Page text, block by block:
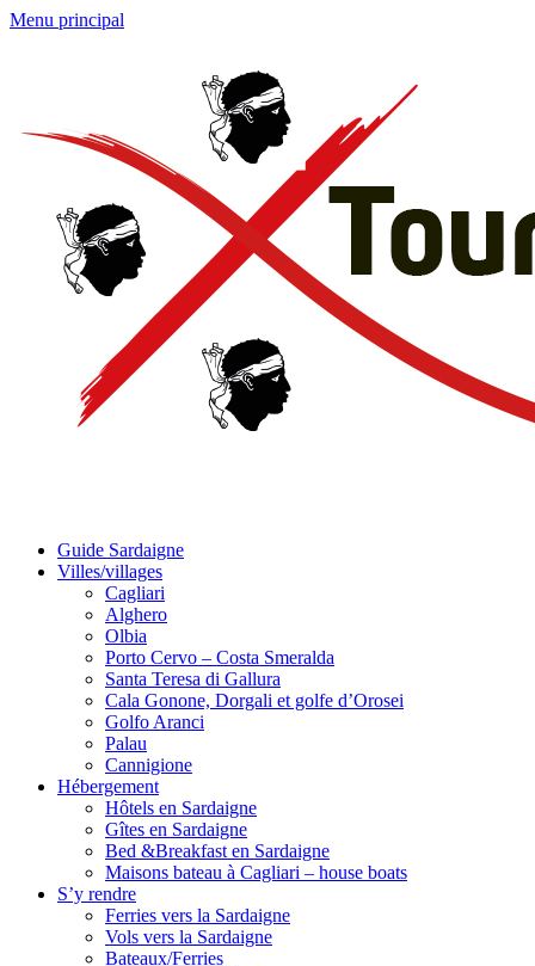
Menu principal
Guide Sardaigne
Villes/villages
Cagliari
Alghero
Olbia
Porto Cervo – Costa Smeralda
Santa Teresa di Gallura
Cala Gonone, Dorgali et golfe d’Orosei
Golfo Aranci
Palau
Cannigione
Hébergement
Hôtels en Sardaigne
Gîtes en Sardaigne
Bed &Breakfast en Sardaigne
Maisons bateau à Cagliari – house boats
S’y rendre
Ferries vers la Sardaigne
Vols vers la Sardaigne
Bateaux/Ferries